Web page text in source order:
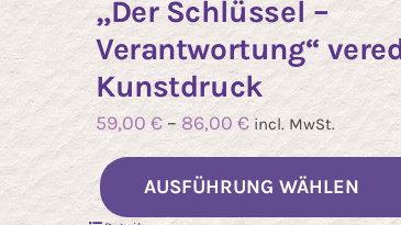
„Der Schlüssel –
Verantwortung“
Kunstdruck
59,00 € –86,00 € incl. MwSt.
AUSFÜHRUNG WÄHLEN